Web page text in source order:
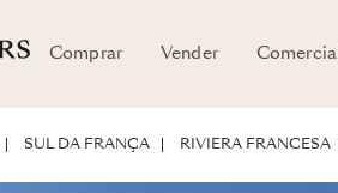
Comprar Vender Comercial
SUL DA FRANÇA RIVIERA FRANCESA